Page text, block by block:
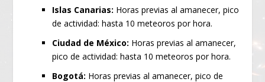
Islas Canarias: Horas previas al amanecer, pico
de actividad: hasta 10 meteoros por hora.
Ciudad de México: Horas previas al amanecer,
pico de actividad: hasta 10 meteoros por hora.
Bogotá: Horas previas al amanecer, pico de